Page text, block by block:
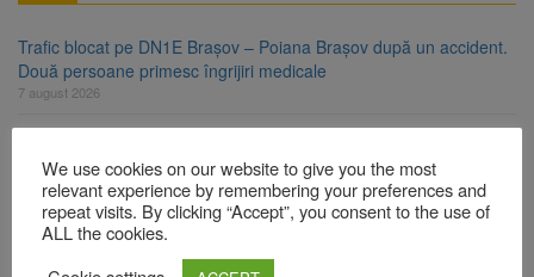
Trafic blocat pe DN1E Brașov – Poiana Brașov după un accident.
Două persoane primesc îngrijiri medicale
7 august 2026
Brașov după plata prejudiciului
7 august 2026
Primăria Brașov amenință cu sistarea plăților către Brai-Cata și
Comprest. Motivul: platforme de gunoi neigienizate
We use cookies on our website to give you the most
relevant experience by remembering your preferences and
repeat visits. By clicking “Accept”, you consent to the use of
ALL the cookies.